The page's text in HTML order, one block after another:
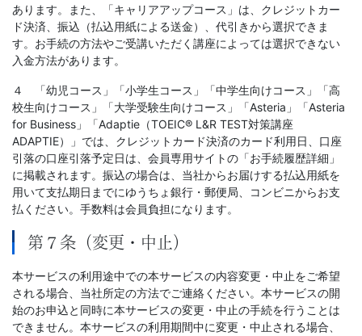
あります。また、「キャリアアップコース」は、クレジットカー
ド決済、振込（払込用紙による送金）、代引きから選択できま
す。お手続の方法やご受講いただく講座によっては選択できない
入金方法があります。
４ 「幼児コース」「小学生コース」「中学生向けコース」「高
校生向けコース」「大学受験生向けコース」「Asteria」「Asteria
for Business」「Adaptie（TOEIC® L&R TEST対策講座
ADAPTIE）」では、クレジットカード決済のカード利用日、口座
引落の口座引落予定日は、会員専用サイトの「お手続履歴詳細」
に掲載されます。振込の場合は、当社からお届けする払込用紙を
用いて支払期日までにゆうちょ銀行・郵便局、コンビニからお支
払ください。手数料は会員負担になります。
第７条（変更・中止）
本サービスの利用途中での本サービスの内容変更・中止をご希望
される場合、当社所定の方法でご連絡ください。本サービスの開
始のお申込と同時に本サービスの変更・中止の手続を行うことは
できません。本サービスの利用期間中に変更・中止される場合、